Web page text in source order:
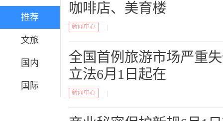
推荐
文旅
国内
国际
咖啡店、美育楼
新闻中心
全国首例旅游市场严重
立法6月1日起在
新闻中心